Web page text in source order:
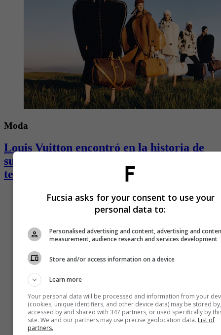
Moda
Louis Vuitton encontró en la historia de
su fundador el hilo conductor de la
temporada
Fucsia asks for your consent to use your
personal data to:
Personalised advertising and content, advertising and
measurement, audience research and services development
Store and/or access information on a device
Learn more
Your personal data will be processed and information from your
(cookies, unique identifiers, and other device data) may be stored by,
accessed by and shared with 347 partners, or used specifically by
site. We and our partners may use precise geolocation data. List of
partners.